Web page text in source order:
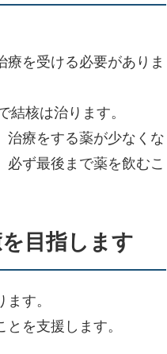
を受ける必要がありま
核は治ります。
治療をする薬が少なくな
ず最後まで薬を飲むこ
目指します
す。
を支援します。